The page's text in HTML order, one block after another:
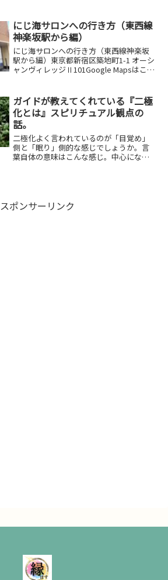
ちら本編はこちら以前に書いた「解放活
動」後...
にじ海サロンへの行き方（東西線
神楽坂駅から編）
にじ海サロンへの行き方（東西線神楽坂
駅から編）東京都新宿区築地町1-1 オーシ
ャンヴィレッジⅡ101Google Mapsはこち
「神楽坂」駅に着いたら出口1b：赤城
神...
ガイドが教えてくれている『二極
化とは』スピリチュアル観点の
話。
二極化よく言われているのが「目覚め」
側と「眠り」側的な感じでしょうか。言
葉自体の意味はこんな感じ。中心になる
スポンサーリンク